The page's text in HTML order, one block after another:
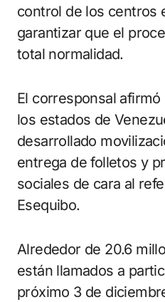
control de los centros
garantizar que el
total normalidad.
El corresponsal
los estados de
desarrollado
entrega de folletos y
sociales de cara al
Esequibo.
Alrededor de 20.6
están llamados a
próximo 3 de